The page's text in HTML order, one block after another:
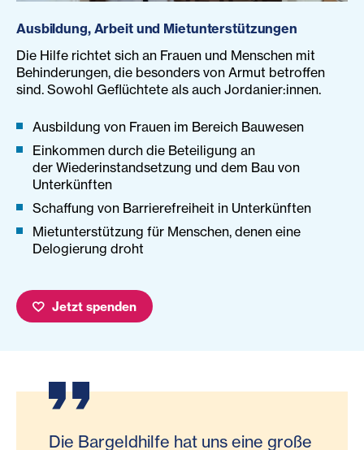
Ausbildung, Arbeit und Mietunterstützungen
Die Hilfe richtet sich an Frauen und Menschen mit
Behinderungen, die besonders von Armut betroffen
sind. Sowohl Geflüchtete als auch Jordanier:innen.
Ausbildung von Frauen im Bereich Bauwesen
Einkommen durch die Beteiligung an
der Wiederinstandsetzung und dem Bau von
Unterkünften
Schaffung von Barrierefreiheit in Unterkünften
Mietunterstützung für Menschen, denen eine
Delogierung droht
Jetzt spenden
Die Bargeldhilfe hat uns eine große